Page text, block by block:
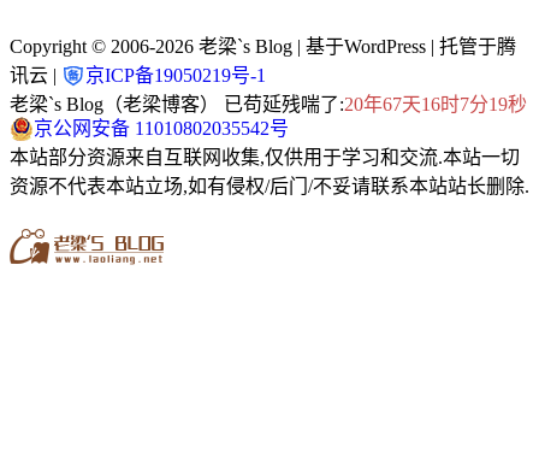
Copyright © 2006-2026 老梁`s Blog | 基于WordPress | 托管于腾
讯云 |
京ICP备19050219号-1
老梁`s Blog（老梁博客） 已苟延残喘了:20年67天16时7分20秒
京公网安备 11010802035542号
本站部分资源来自互联网收集,仅供用于学习和交流.本站一切
资源不代表本站立场,如有侵权/后门/不妥请联系本站站长删除.